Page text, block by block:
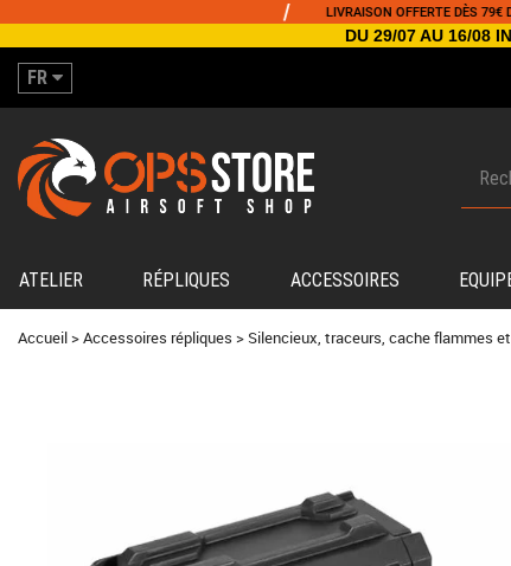
LIVRAISON OFFERTE DÈS 79€ D'ACHAT
DU 29/07 AU 16/08
FR
ATELIER RÉPLIQUES ACCESSOIRES
Accueil>Accessoires répliques > Silencieux, traceurs, cache flammes